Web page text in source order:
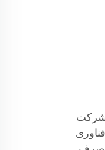
شرکت